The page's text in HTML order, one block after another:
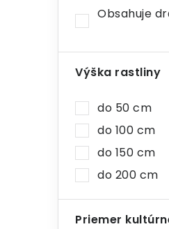
Obsahuje
Výška rastliny
do 50 cm
do 100 cm
do 150 cm
do 200 cm
Priemer